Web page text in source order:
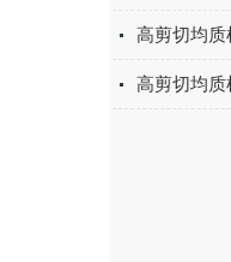
高剪切均
高剪切均